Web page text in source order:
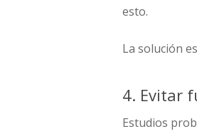
esto.
La solución
4. Evitar
Estudios